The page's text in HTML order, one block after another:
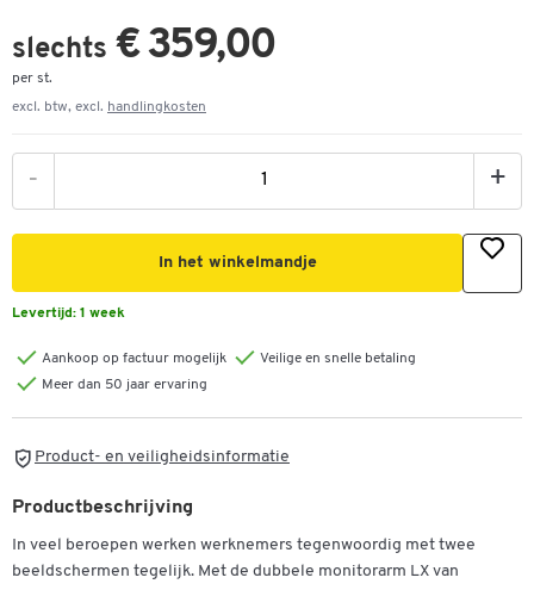
slechts € 359,00
per st.
excl. btw, excl. handlingkosten
- +
In het winkelmandje
Levertijd: 1 week
Aankoop op factuur mogelijk
Veilige en snelle betaling
Meer dan 50 jaar ervaring
Product- en veiligheidsinformatie
Productbeschrijving
In veel beroepen werken werknemers tegenwoordig met twee
beeldschermen tegelijk. Met de dubbele monitorarm LX van